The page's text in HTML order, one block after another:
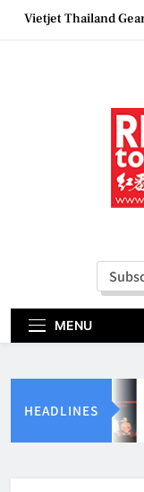
SkipVietjet Thailand
Couture Fashion
MBEW 2026 Unites
the Future of
Vietjet Thailand
Bangkok Service
Epson reinvents
generation
MENU
HEADLINES